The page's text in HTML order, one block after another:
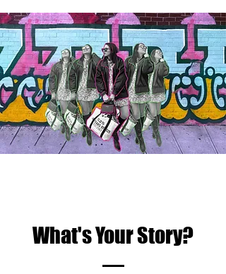
What's Your Story?